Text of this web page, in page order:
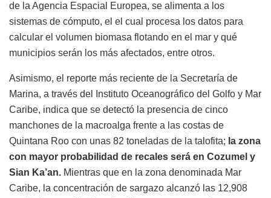
de la Agencia Espacial Europea, se alimenta a los
sistemas de cómputo, el el cual procesa los datos para
calcular el volumen biomasa flotando en el mar y qué
municipios serán los más afectados, entre otros.
Asimismo, el reporte más reciente de la Secretaría de
Marina, a través del Instituto Oceanográfico del Golfo y Mar
Caribe, indica que se detectó la presencia de cinco
manchones de la macroalga frente a las costas de
Quintana Roo con unas 82 toneladas de la talofita; la zona
con mayor probabilidad de recales será en Cozumel y
Sian Ka’an. Mientras que en la zona denominada Mar
Caribe, la concentración de sargazo alcanzó las 12,908